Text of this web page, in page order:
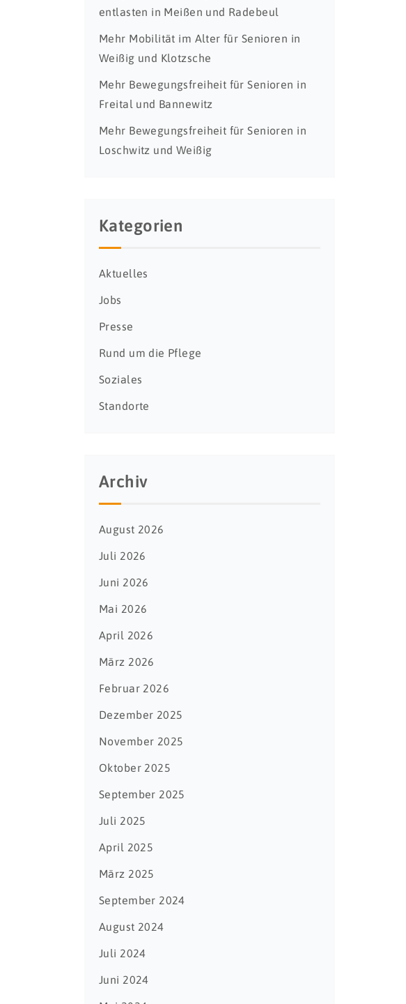
entlasten in Meißen und Radebeul
Mehr Mobilität im Alter für Senioren in
Weißig und Klotzsche
Mehr Bewegungsfreiheit für Senioren in
Freital und Bannewitz
Mehr Bewegungsfreiheit für Senioren in
Loschwitz und Weißig
Kategorien
Aktuelles
Jobs
Presse
Rund um die Pflege
Soziales
Standorte
Archiv
August 2026
Juli 2026
Juni 2026
Mai 2026
April 2026
März 2026
Februar 2026
Dezember 2025
November 2025
Oktober 2025
September 2025
Juli 2025
April 2025
März 2025
September 2024
August 2024
Juli 2024
Juni 2024